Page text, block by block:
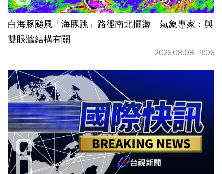
白海豚颱風「海豚跳」路徑南北擺盪 氣象專家：與
雙眼牆結構有關
2026.08.08 19:06